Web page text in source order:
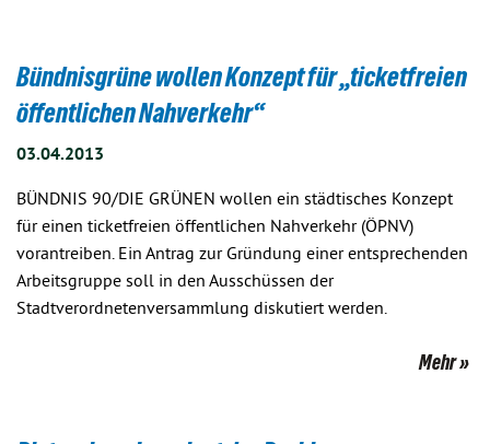
Bündnisgrüne wollen Konzept für „ticketfreien
öffentlichen Nahverkehr“
03.04.2013
BÜNDNIS 90/DIE GRÜNEN wollen ein städtisches Konzept
für einen ticketfreien öffentlichen Nahverkehr (ÖPNV)
vorantreiben. Ein Antrag zur Gründung einer entsprechenden
Arbeitsgruppe soll in den Ausschüssen der
Stadtverordnetenversammlung diskutiert werden.
Mehr